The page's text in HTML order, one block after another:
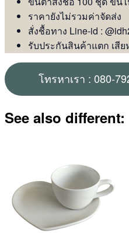
ราคายังไม่รวมค่าจัดส่ง
สั่งชื้อทาง Line-id :
รับประกันสินค้าแตก เสี
โทรหาเรา : 080-
See also different: